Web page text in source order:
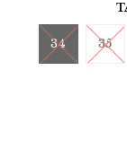
34 35